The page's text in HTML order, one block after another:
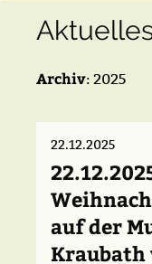
Archiv: 2025
22.12.2025
auf der
Kraubath